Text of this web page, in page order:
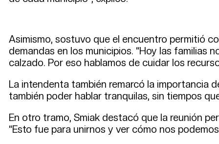
Asimismo, sostuvo que el encuentro permitió
demandas en los municipios. “Hoy las familias
calzado. Por eso hablamos de cuidar los
La intendenta también remarcó la importancia
también poder hablar tranquilas, sin tiempos
En otro tramo, Smiak destacó que la reunión
“Esto fue para unirnos y ver cómo nos